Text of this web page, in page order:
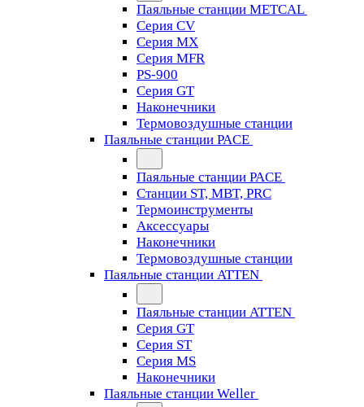
Паяльные станции METCAL
Серия CV
Серия MX
Серия MFR
PS-900
Серия GT
Наконечники
Термовоздушные станции
Паяльные станции PACE
Паяльные станции PACE
Станции ST, MBT, PRC
Термоинструменты
Аксессуары
Наконечники
Термовоздушные станции
Паяльные станции ATTEN
Паяльные станции ATTEN
Серия GT
Серия ST
Серия MS
Наконечники
Паяльные станции Weller